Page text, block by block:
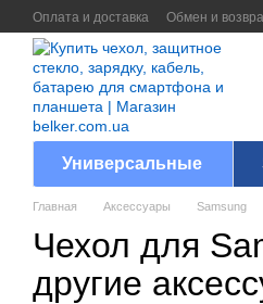
Перейти к основному контенту
Оплата и доставка Обмен и
Универсальные
Главная Аксессуары Samsung
Чехол для
другие